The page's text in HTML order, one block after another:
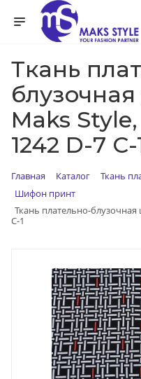
Ткань
Maks
1242 D-7 C-
Главная Каталог
Ткань
Шифон принт
Ткань плательно-
C-1